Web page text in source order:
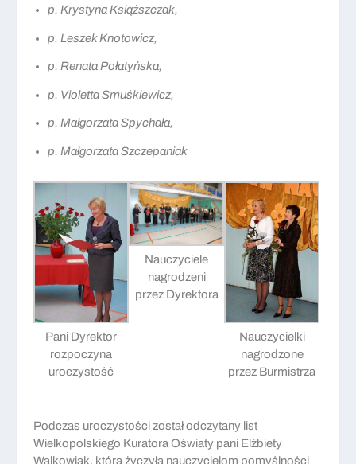
p. Krystyna Książszczak,
p. Leszek Knotowicz,
p. Renata Połatyńska,
p. Violetta Smuśkiewicz,
p. Małgorzata Spychała,
p. Małgorzata Szczepaniak
Pani Dyrektor
rozpoczyna
uroczystość
Nauczyciele
nagrodzeni
przez Dyrektora
Nauczycielki
nagrodzone
przez Burmistrza
Podczas uroczystości został odczytany list
Wielkopolskiego Kuratora Oświaty pani Elżbiety
Walkowiak, która życzyła nauczycielom pomyślności